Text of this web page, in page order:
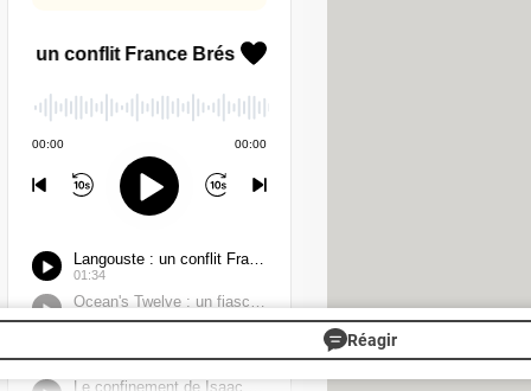
touché Orange Cyberdefense, et
de temps. De quoi poser des
catastrophiques. Plus largement,
et leur rôle stratégique.
d'opérateurs pour accéder à
d'aller en s'améliorant,
Réagir